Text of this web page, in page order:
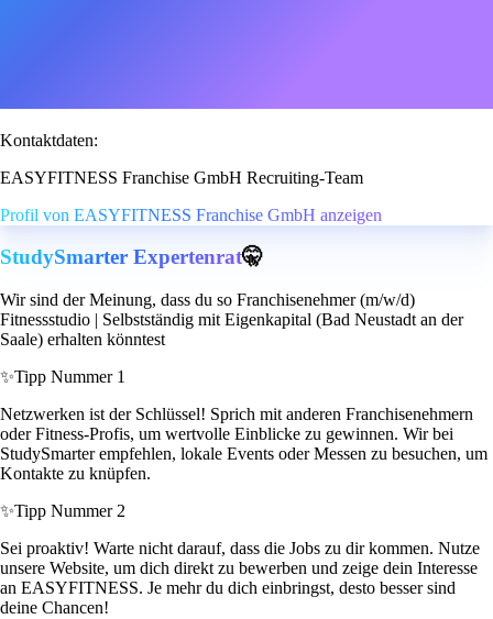
Kontaktdaten:
EASYFITNESS Franchise GmbH Recruiting-Team
Profil von EASYFITNESS Franchise GmbH anzeigen
StudySmarter Expertenrat🤫
Wir sind der Meinung, dass du so Franchisenehmer (m/w/d)
Fitnessstudio | Selbstständig mit Eigenkapital (Bad Neustadt an der
Saale) erhalten könntest
✨Tipp Nummer 1
Netzwerken ist der Schlüssel! Sprich mit anderen Franchisenehmern
oder Fitness-Profis, um wertvolle Einblicke zu gewinnen. Wir bei
StudySmarter empfehlen, lokale Events oder Messen zu besuchen, um
Kontakte zu knüpfen.
✨Tipp Nummer 2
Sei proaktiv! Warte nicht darauf, dass die Jobs zu dir kommen. Nutze
unsere Website, um dich direkt zu bewerben und zeige dein Interesse
an EASYFITNESS. Je mehr du dich einbringst, desto besser sind
deine Chancen!